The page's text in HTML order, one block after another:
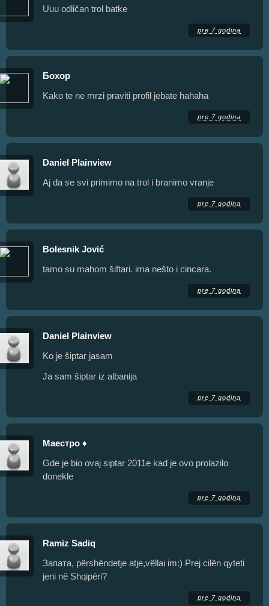
Uuu odličan trol batke
pre 7 godina
Бохор
Kako te ne mrzi praviti profil jebate hahaha
pre 7 godina
Daniel Plainview
Aj da se svi primimo na trol i branimo vranje
pre 7 godina
Bolesnik Jović
tamo su mahom šiftari. ima nešto i cincara.
pre 7 godina
Daniel Plainview
Ko je šiptar jasam
Ja sam šiptar iz albanija
pre 7 godina
Маестро ♦
Gde je bio ovaj siptar 2011e kad je ovo prolazilo
donekle
pre 7 godina
Ramiz Sadiq
Запата, përshëndetje atje,vëllai im:) Prej cilën qyteti
jeni në Shqipëri?
pre 7 godina